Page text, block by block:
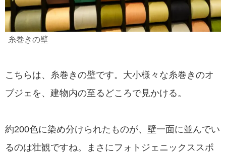
糸巻きの壁
こちらは、糸巻きの壁です。大小様々な糸巻きのオ
ブジェを、建物内の至るどころで見かける。
約200色に染め分けられたものが、壁一面に並んでい
るのは壮観ですね。まさにフォトジェニックススポ